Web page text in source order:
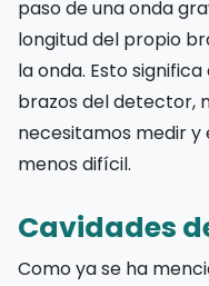
paso de una onda
longitud del propio
la onda. Esto
brazos del detector,
necesitamos medir
menos difícil.
Cavidades
Como ya se ha